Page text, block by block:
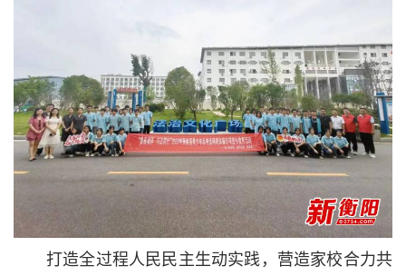
打造全过程人民民主生动实践，营造家校合力共